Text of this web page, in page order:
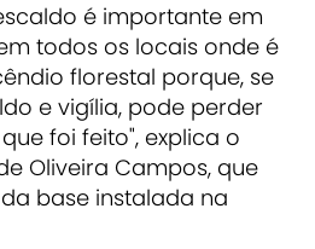
é importante em
todos os locais onde é
florestal porque, se
e vigília, pode perder
foi feito", explica o
Oliveira Campos, que
base instalada na